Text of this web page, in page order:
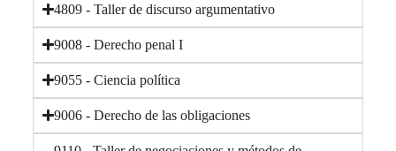
4809 - Taller de discurso argumentativo
9008 - Derecho penal I
9055 - Ciencia política
9006 - Derecho de las obligaciones